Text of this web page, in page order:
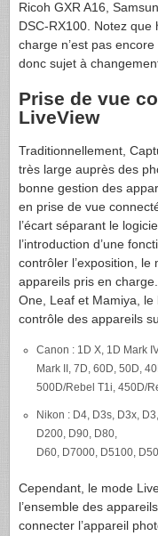
Ricoh GXR A16,
DSC-RX100. Notez que
charge n’est pas
donc sujet à
Prise de vue
LiveView
Traditionnellement,
très large auprès des
bonne gestion des
en prise de vue
l’écart séparant le
l’introduction d’une
contrôler l’exposition,
appareils pris en
One, Leaf et Mamiya,
contrôle des appareils
Canon : 1D X, 1D Mark
Mark II, 7D, 60D, 50D,
500D/Rebel T1i, 450D/
Nikon : D4, D3s, D3x,
D200, D90, D80,
D60, D7000, D5100,
Cependant, le mode
l’ensemble des
connecter l’appareil